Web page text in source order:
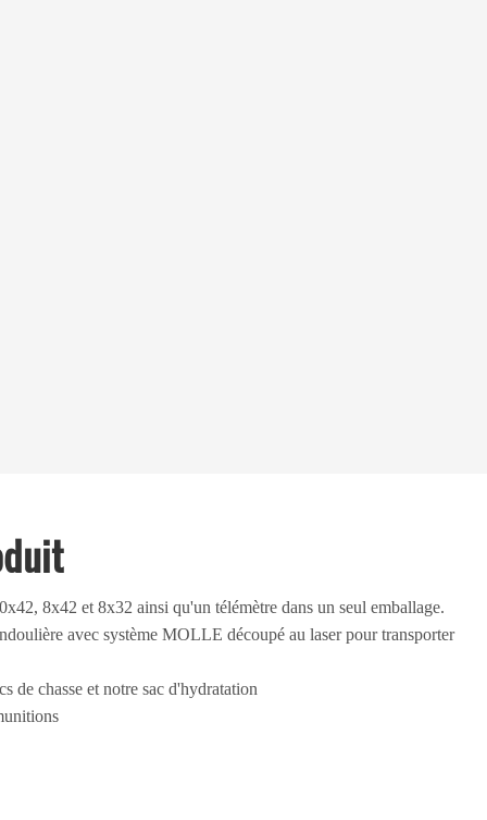
8x42 et 8x32 ainsi qu'un télémètre dans un seul emballage.
avec système MOLLE découpé au laser pour transporter
de chasse et notre sac d'hydratation